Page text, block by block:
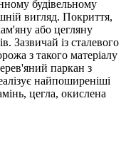
будівельному
вигляд. Покриття,
або цегляну
Зазвичай із сталевого
з такого матеріалу
паркан з
найпоширеніші
цегла, окислена